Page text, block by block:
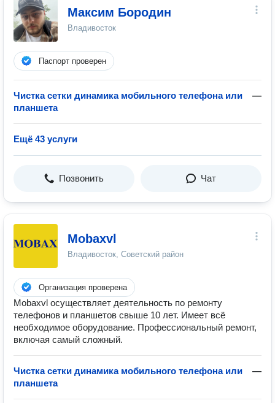
Максим Бородин
Владивосток
Паспорт проверен
Чистка сетки динамика мобильного телефона или
планшета
—
Ещё 43 услуги
Позвонить Чат
Mobaxvl
Владивосток, Советский район
Организация проверена
Mobaxvl осуществляет деятельность по ремонту
телефонов и планшетов свыше 10 лет. Имеет всё
необходимое оборудование. Профессиональный ремонт,
включая самый сложный.
Чистка сетки динамика мобильного телефона или
планшета
—